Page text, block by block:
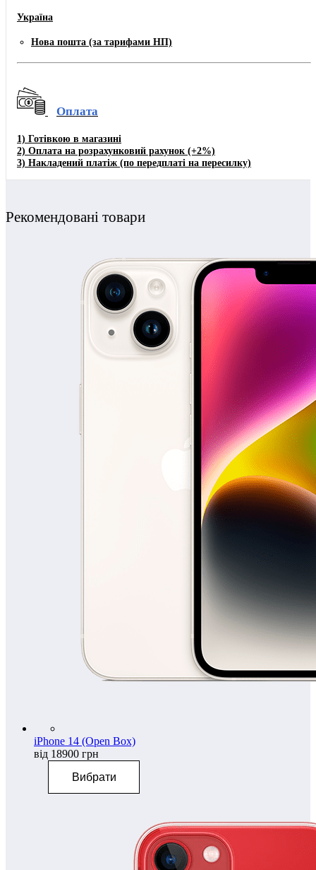
Україна
Нова пошта (за тарифами НП)
Оплата
1) Готівкою в магазині
2) Оплата на розрахунковий рахунок (+2%)
3) Накладений платіж (по передплаті на пересилку)
Рекомендовані товари
iPhone 14 (Open Box)
від 18900 грн
Вибрати